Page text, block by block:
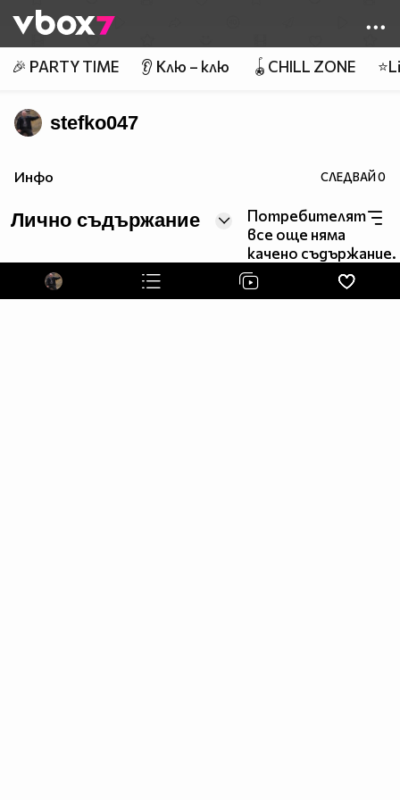
👾
🎉 PARTY TIME 👂 Клю – клю 🪀CHILL ZONE
stefko047
Инфо СЛЕДВАЙ0
Лично съдържание
Потребителят
все още няма
качено съдържание.